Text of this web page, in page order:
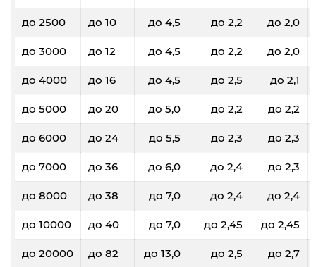
до 2500 до 10 до 4,5 до 2,2 до 2,0
до 3000 до 12 до 4,5 до 2,2 до 2,0
до 4000 до 16 до 4,5 до 2,5 до 2,1
до 5000 до 20 до 5,0 до 2,2 до 2,2
до 6000 до 24 до 5,5 до 2,3 до 2,3
до 7000 до 36 до 6,0 до 2,4 до 2,3
до 8000 до 38 до 7,0 до 2,4 до 2,4
до 10000 до 40 до 7,0 до 2,45 до 2,45
до 20000 до 82 до 13,0 до 2,5 до 2,7